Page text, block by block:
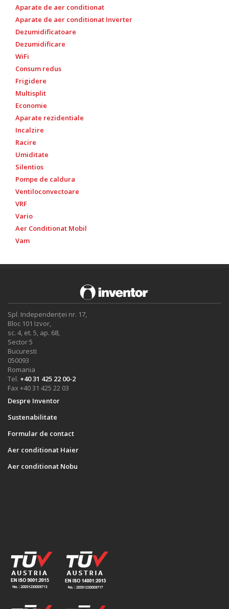
Aparate de aer conditionat
Aparate de aer conditionat Inverter
Dezumidificatoare
Dezumidificare
WiFi
Consum redus
Frigidere
Multisplit
Economie
Aparate rezidentiale
Incalzire
Racire
Umiditate
Silentios
Pompe de caldura
Ventiloconvectoare
VRF
Vario
Aer Conditionat Mobil
Vam
Spl. Independenței nr. 17,
Bloc 101 Izvor,
sc. 4, et. 5, ap. 68,
Sector 5
Bucuresti
050093
Romania
Tel. +40 31 425 22 00-2
Fax +40 31 425 22 03
Despre Inventor
Sustenabilitate
Formular de contact
Aer conditionat Haier
Aer conditionat Nobu